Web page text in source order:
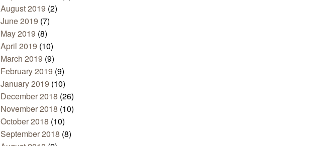
August 2019 (2)
June 2019 (7)
May 2019 (8)
April 2019 (10)
March 2019 (9)
February 2019 (9)
January 2019 (10)
December 2018 (26)
November 2018 (10)
October 2018 (10)
September 2018 (8)